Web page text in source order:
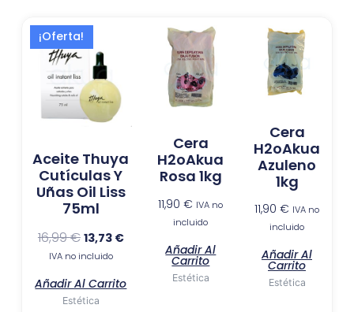
¡Oferta!
Aceite Thuya
Cutículas Y
Uñas Oil Liss
75ml
16,99€
El
precio
original
era:
16,99 €.
13,73 €
IVA no incluido
Añadir Al Carrito
Estética
Cera
H2oAkua
Rosa 1kg
11,90€ IVA no
incluido
Añadir Al
Carrito
Estética
Cera
H2oAkua
Azuleno
1kg
11,90 € IVA no
incluido
Añadir Al
Carrito
Estética